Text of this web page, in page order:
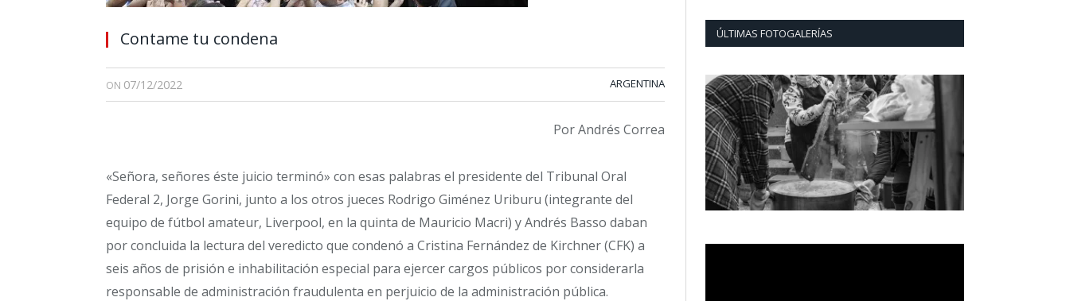
Contame tu condena
ON 07/12/2022 ARGENTINA
Por Andrés Correa
«Señora, señores éste juicio terminó» con esas palabras el presidente del Tribunal Oral
Federal 2, Jorge Gorini, junto a los otros jueces Rodrigo Giménez Uriburu (integrante del
equipo de fútbol amateur, Liverpool, en la quinta de Mauricio Macri) y Andrés Basso daban
por concluida la lectura del veredicto que condenó a Cristina Fernández de Kirchner (CFK) a
seis años de prisión e inhabilitación especial para ejercer cargos públicos por considerarla
responsable de administración fraudulenta en perjuicio de la administración pública.
ÚLTIMAS FOTOGALERÍAS